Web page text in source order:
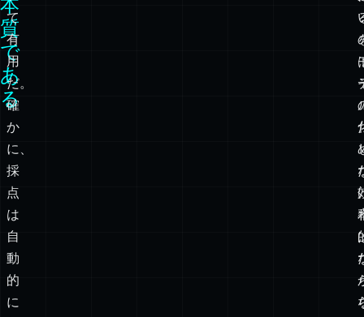
プ
こ
そ
が
本
質
で
あ
る
ー
ル
に
お
い
て
有
用
だ。
確
か
に、
採
点